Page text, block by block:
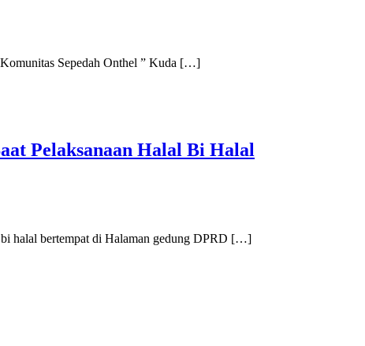
Sepedah Onthel ” Kuda […]
Pelaksanaan Halal Bi Halal
bi halal bertempat di Halaman gedung DPRD […]